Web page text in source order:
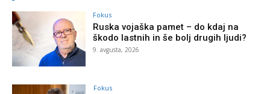
Fokus
Ruska vojaška pamet – do kdaj na
škodo lastnih in še bolj drugih ljudi?
9. avgusta, 2026
Fokus